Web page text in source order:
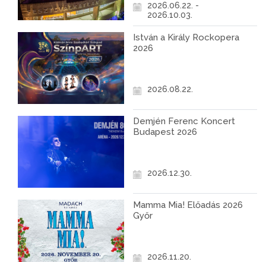
2026.06.22. -
2026.10.03.
István a Király Rockopera
2026
2026.08.22.
Demjén Ferenc Koncert
Budapest 2026
2026.12.30.
Mamma Mia! Előadás 2026
Győr
2026.11.20.